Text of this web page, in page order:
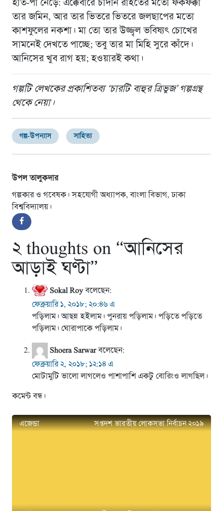
হাত-পা নেড়ে: এক্কেবারে চাঁদনি রাইতের মতো ফকফক্কা
তার জমিন, আর তার ভিতরে ভিতরে জলছাপের মতো
কাশফুলের নকশা। মা তো তার উজ্জ্বল ভবিষ্যৎ চোখের
সামনেই দেখতে পাচ্ছে; তবু তার মা মিহি সুরে কাঁদে।
আনিসের খুব রাগ হয়; হওয়ারই কথা।
গল্পটি লেখকের প্রকাশিতব্য ‘চারটি বাহুর ত্রিভুজ’ গল্পগ্রন্থ
থেকে নেয়া।
গল্প-উপন্যাস সাহিত্য
উপল তালুকদার
গল্পকার ও গবেষক। সহযোগী অধ্যাপক, বাংলা বিভাগ, ঢাকা
বিশ্ববিদ্যালয়।
২ thoughts on “আনিসের
আড়াই ঘণ্টা”
Sokal Roy বলেছেন:
ফেব্রুয়ারি ১, ২০১৮; ২০:৪৬ এ
পড়িলাম। আছন্ন হইলাম। পুনরায় পড়িলাম। পড়িতে পড়িতে
পড়িলাম। ঘোরাপাকে পড়িলাম।
Shoera Sarwar বলেছেন:
ফেব্রুয়ারি ২, ২০১৮; ১২:১৪ এ
মোটামুটি ভালো লাগলেও পাশাপাশি একটু বোরিংও লাগছিল।
কমেন্ট বন্ধ।
এজেন্ডা সপ্তদশ ভারতীয় লোকসভা নির্বাচন ২০১৯